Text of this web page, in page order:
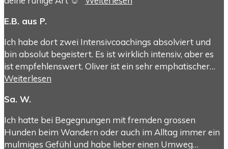
E.B. aus P.
Ich habe dort zwei Intensivcoachings absolviert und
bin absolut begeistert. Es ist wirklich intensiv, aber es
ist empfehlenswert. Oliver ist ein sehr emphatischer…
Weiterlesen
Sa. W.
Ich hatte bei Begegnungen mit fremden grossen
Hunden beim Wandern oder auch im Alltag immer ein
mulmiges Gefühl und habe lieber einen Umweg…